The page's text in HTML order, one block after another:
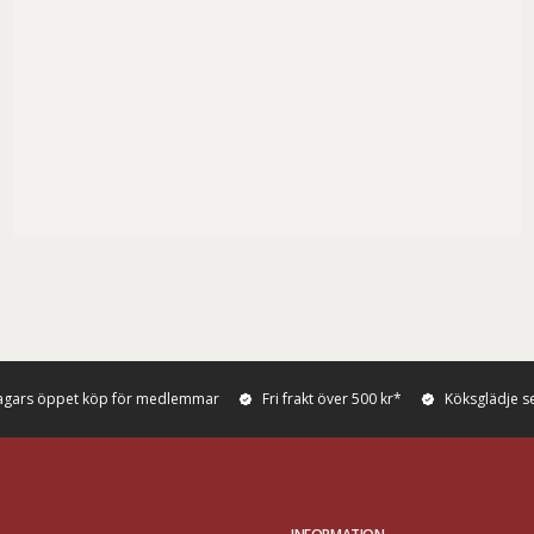
öppet köp för medlemmar Fri frakt över 500 kr* Köksglädje